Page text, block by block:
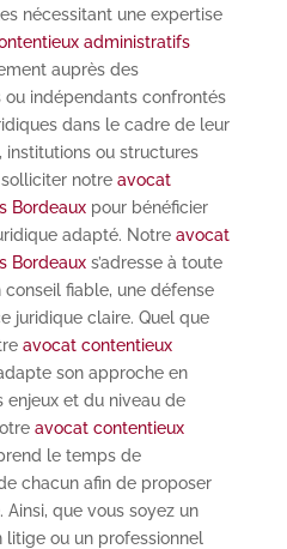
nécessitant une expertise
administratifs
auprès des
indépendants confrontés
dans le cadre de leur
institutions ou structures
notre avocat
Bordeauxpour bénéficier
adapté. Notre avocat
Bordeauxs’adresse à toute
fiable, une défense
juridique claire. Quel que
avocat contentieux
son approche en
et du niveau de
avocat contentieux
le temps de
chacun afin de proposer
que vous soyez un
ou un professionnel